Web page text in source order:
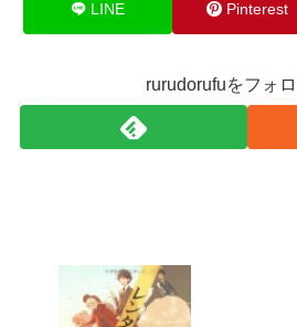
LINE Pinterest
rurudorufuをフォ